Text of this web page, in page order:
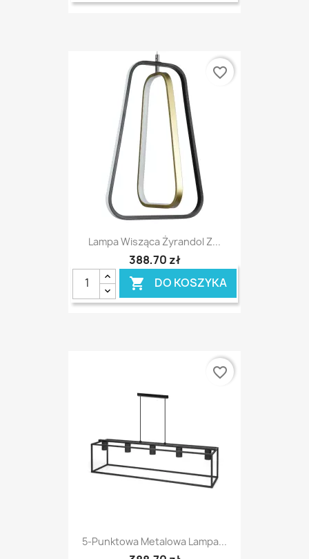
Lampa Wisząca Żyrandol Z...
388,70 zł
 DO KOSZYKA
favorite_border
5-Punktowa Metalowa Lampa...
favorite_border